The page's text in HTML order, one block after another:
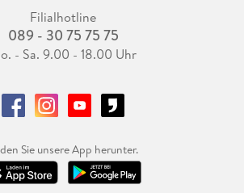
Filialhotline
089 - 30 75 75 75
- Sa. 9.00 - 18.00 Uhr
Sie unsere App herunter.